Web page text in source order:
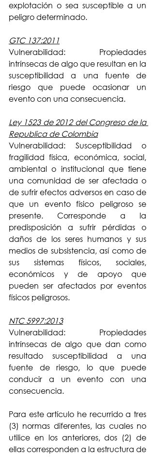
explotación o sea susceptible a un
peligro determinado.
GTC 137:2011
Vulnerabilidad: Propiedades
intrínsecas de algo que resultan en la
susceptibilidad a una fuente de
riesgo que puede ocasionar un
evento con una consecuencia.
Ley 1523 de 2012 del Congreso de la
Republica de Colombia
Vulnerabilidad: Susceptibilidad o
fragilidad física, económica, social,
ambiental o institucional que tiene
una comunidad de ser afectada o
de sufrir efectos adversos en caso de
que un evento físico peligroso se
presente. Corresponde a la
predisposición a sufrir pérdidas o
daños de los seres humanos y sus
medios de subsistencia, así como de
sus sistemas físicos, sociales,
económicos y de apoyo que
pueden ser afectados por eventos
físicos peligrosos.
NTC 5997:2013
Vulnerabilidad: Propiedades
intrínsecas de algo que dan como
resultado susceptibilidad a una
fuente de riesgo, lo que puede
conducir a un evento con una
consecuencia.
Para este artículo he recurrido a tres
(3) normas diferentes, las cuales no
utilice en los anteriores, dos (2) de
ellas corresponden a la estructura de